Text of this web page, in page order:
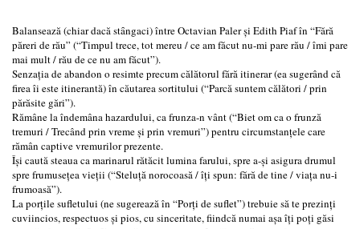
Balansează (chiar dacă stȃngaci) între Octavian Paler şi Edith Piaf în “Fără
păreri de rău” (“Timpul trece, tot mereu / ce am făcut nu-mi pare rău / îmi pare
mai mult / rău de ce nu am făcut”).
Senzaţia de abandon o resimte precum călătorul fără itinerar (ea sugerând că
firea îi este itinerantă) în căutarea sortitului (“Parcă suntem călători / prin
părăsite gări”).
Rămâne la îndemâna hazardului, ca frunza-n vânt (“Biet om ca o frunză
tremuri / Trecând prin vreme şi prin vremuri”) pentru circumstanţele care
rămân captive vremurilor prezente.
Îşi caută steaua ca marinarul rătăcit lumina farului, spre a-şi asigura drumul
spre frumuseţea vieţii (“Steluţă norocoasă / îţi spun: fără de tine / viaţa nu-i
frumoasă”).
La porţile sufletului (ne sugerează în “Porţi de suflet”) trebuie să te prezinţi
cuviincios, respectuos şi pios, cu sinceritate, fiindcă numai aşa îţi poţi găsi